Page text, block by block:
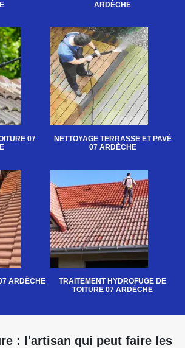
ARDÈCHE
07
NETTOYAGE TERRASSE ET PAVÉ
07 ARDÈCHE
ARDÈCHE
TRAITEMENT HYDROFUGE DE
TOITURE 07 ARDÈCHE
: l'artisan qui peut faire les